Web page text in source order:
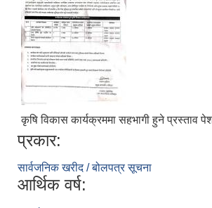
कृषि विकास कार्यक्रममा सहभागी हुने प्रस्ताव
प्रकार:
सार्वजनिक खरीद / बोलपत्र सूचना
आर्थिक वर्ष: